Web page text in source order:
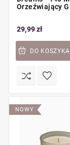
Orzeźwiający
29,99 zł
DO KOSZYKA
NOWY